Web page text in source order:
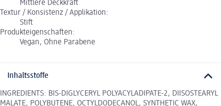
Mittlere Deckkraft
Textur / Konsistenz / Applikation:
Stift
Produkteigenschaften:
Vegan, Ohne Parabene
Inhaltsstoffe
INGREDIENTS: BIS-DIGLYCERYL POLYACYLADIPATE-2, DIISOSTEARYL
MALATE, POLYBUTENE, OCTYLDODECANOL, SYNTHETIC WAX,